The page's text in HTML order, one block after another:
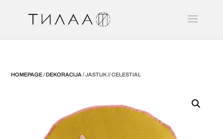
HOMEPAGE/DEKORACIJA / JASTUK // CELESTIAL